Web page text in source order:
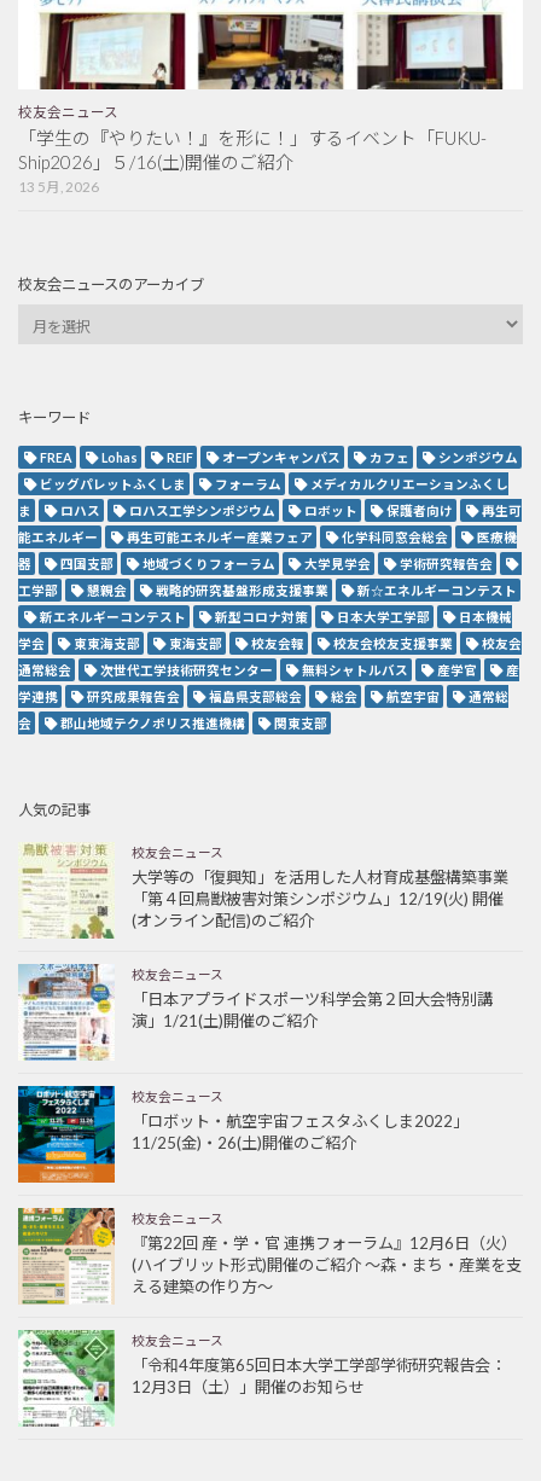
校友会ニュース
「学生の『やりたい！』を形に！」するイベント「FUKU-
Ship2026」５/16(土)開催のご紹介
13 5月, 2026
校友会ニュースのアーカイブ
キーワード
FREA Lohas REIF オープンキャンパス カフェ
シンポジウム
ビッグパレットふくしま
フォーラム
メディカルクリエーションふくし
ま
ロハス ロハス工学シンポジウム ロボット 保護者向け
再生可
能エネルギー
再生可能エネルギー産業フェア 化学科同窓会総会
医療機
器
四国支部 地域づくりフォーラム 大学見学会
学術研究報告会
工学部
懇親会 戦略的研究基盤形成支援事業
新☆エネルギーコンテスト
新エネルギーコンテスト
新型コロナ対策 日本大学工学部
日本機械
学会
東東海支部 東海支部 校友会報 校友会校友支援事業
校友会
通常総会
次世代工学技術研究センター 無料シャトルバス 産学官
産
学連携
研究成果報告会 福島県支部総会 総会 航空宇宙
通常総
会
郡山地域テクノポリス推進機構 関東支部
人気の記事
校友会ニュース
大学等の「復興知」を活用した人材育成基盤構築事業
「第４回鳥獣被害対策シンポジウム」12/19(火) 開催
(オンライン配信)のご紹介
校友会ニュース
「日本アプライドスポーツ科学会第２回大会特別講
演」1/21(土)開催のご紹介
校友会ニュース
「ロボット・航空宇宙フェスタふくしま2022」
11/25(金)・26(土)開催のご紹介
校友会ニュース
『第22回 産・学・官 連携フォーラム』12月6日（火）
(ハイブリット形式)開催のご紹介 ～森・まち・産業を支
える建築の作り方～
校友会ニュース
「令和4年度第65回日本大学工学部学術研究報告会：
12月3日（土）」開催のお知らせ